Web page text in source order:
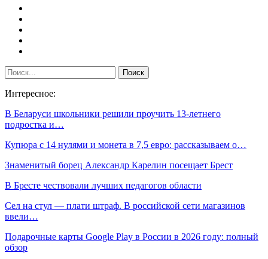
Интересное:
В Беларуси школьники решили проучить 13-летнего
подростка и…
Купюра с 14 нулями и монета в 7,5 евро: рассказываем о…
Знаменитый борец Александр Карелин посещает Брест
В Бресте чествовали лучших педагогов области
Сел на стул — плати штраф. В российской сети магазинов
ввели…
Подарочные карты Google Play в России в 2026 году: полный
обзор